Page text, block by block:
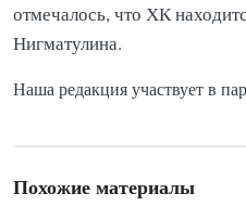
отмечалось, что ХК
Нигматулина.
Наша редакция участвует в
Похожие материалы